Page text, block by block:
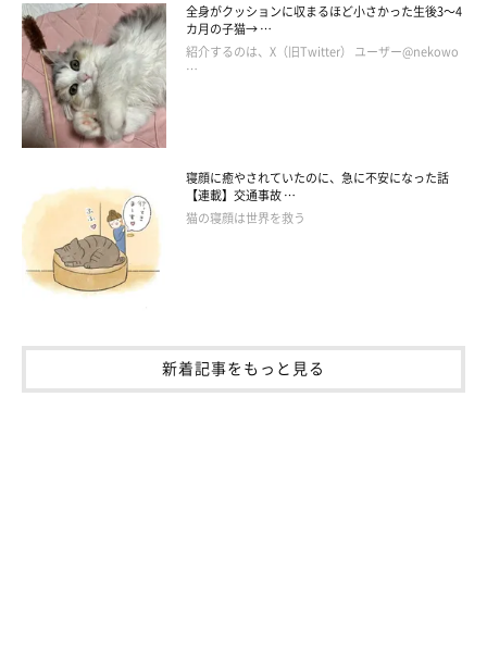
全身がクッションに収まるほど小さかった生後3～4
カ月の子猫→ …
紹介するのは、X（旧Twitter） ユーザー@nekowo
…
寝顔に癒やされていたのに、急に不安になった話
【連載】交通事故 …
猫の寝顔は世界を救う
新着記事をもっと見る